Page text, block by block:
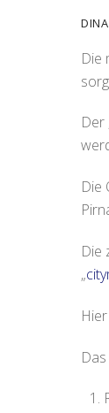
Die
Der
Die
Die
„